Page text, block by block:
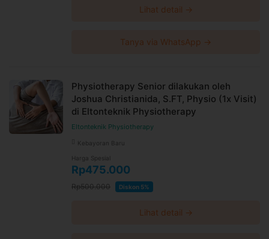
Lihat detail →
Tanya via WhatsApp →
Physiotherapy Senior dilakukan oleh
Joshua Christianida, S.FT, Physio (1x Visit)
di Eltonteknik Physiotherapy
Eltonteknik Physiotherapy
Kebayoran Baru
Harga Spesial
Rp475.000
Rp500.000 Diskon 5%
Lihat detail →